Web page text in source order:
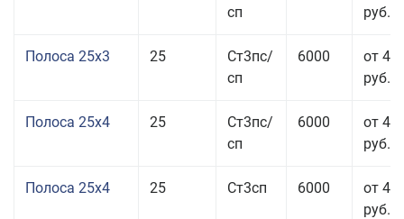
сп
руб.
Полоса 25x3 25
Ст3пс/
сп
6000
от 46
руб.
Полоса 25x4 25
Ст3пс/
сп
6000
от 43
руб.
Полоса 25x4 25 Ст3сп 6000
от 43
руб.